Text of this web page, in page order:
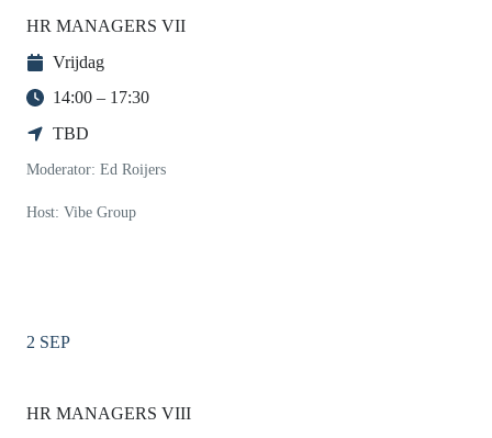
HR MANAGERS VII
Vrijdag
14:00 – 17:30
TBD
Moderator: Ed Roijers
Host: Vibe Group
2 SEP
HR MANAGERS VIII